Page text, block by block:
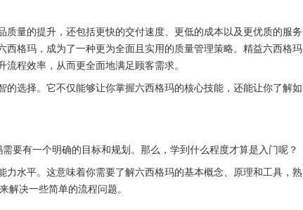
量的提升，还包括更快的交付速度、更低的成本以及更优质的服务
格玛，成为了一种更为全面且实用的质量管理策略。精益六西格玛
程效率，从而更全面地满足顾客需求。
选择。它不仅能够让你掌握六西格玛的核心技能，还能让你了解如
要有一个明确的目标和规划。那么，学到什么程度才算是入门呢？
水平。这意味着你需要了解六西格玛的基本概念、原理和工具，熟
决一些简单的流程问题。